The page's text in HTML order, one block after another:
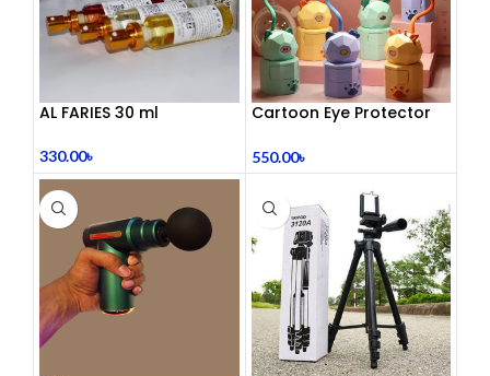
AL FARIES 30 ml
330.00৳
Cartoon Eye Protector
550.00৳